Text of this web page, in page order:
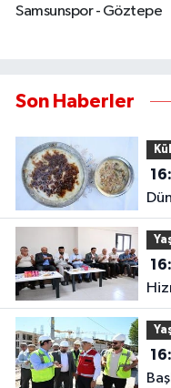
Samsunspor - Göztepe
Son Haberler